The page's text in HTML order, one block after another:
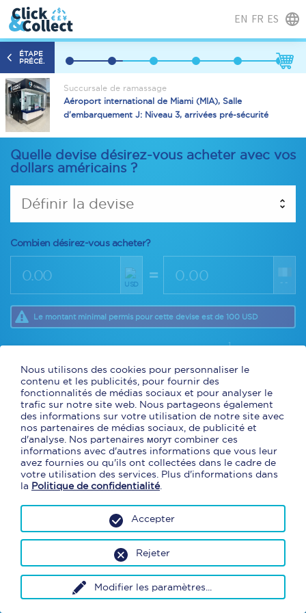
EN FR ES
ÉTAPE
PRÉCÉ.
Succursale de ramassage
Aéroport international de Miami (MIA), Salle
d'embarquement J: Niveau 3, arrivées pré-sécurité
Quelle devise désirez-vous acheter avec vos
dollars américains ?
Définir la devise
Combien désirez-vous acheter?
USD
= --
Le montant minimal permis pour cette devise est de 100 USD
1
* Les taux de change diffèrent d’un jour à l’autre. Le taux appliqué sur
votre commande sera le taux Cliquer et Collecter du jour de la
transaction en succursale.
* En commandant en ligne avec Cliquer et Collecter, vous obtenez un
taux de change exclusif et préférentiel. Des frais de concessions
s'appliqueront. (9,95 $ aéroport, 4,95 $ centre d'achat)
* Argent comptant et cartes de débit canadiennes seulement.
Nous utilisons des cookies pour personnaliser le
contenu et les publicités, pour fournir des
fonctionnalités de médias sociaux et pour analyser le
trafic sur notre site web. Nous partageons également
des informations sur votre utilisation de notre site avec
nos partenaires de médias sociaux, de publicité et
d'analyse. Nos partenaires могут combiner ces
informations avec d'autres informations que vous leur
avez fournies ou qu'ils ont collectées dans le cadre de
votre utilisation des services. Plus d'informations dans
la Politique de confidentialité.
Modifier les paramètres
Rejeter
Accepter